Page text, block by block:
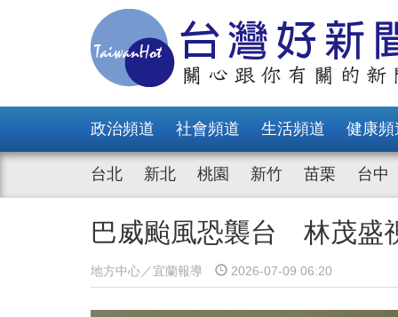
政治頻道 社會頻道 生活頻道 健康頻
台北 新北 桃園 新竹 苗栗 台中
巴威颱風恐襲台 林茂盛
地方中心／宜蘭報導 2026-07-09 06:20